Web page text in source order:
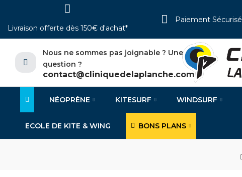
Livraison offerte dès 150€ d'achat*
Paiement Sécurisé
Nous ne sommes pas joignable ? Une
question ?
contact@cliniquedelaplanche.com
NÉOPRÈNE KITESURF WINDSURF
ECOLE DE KITE & WING BONS PLANS